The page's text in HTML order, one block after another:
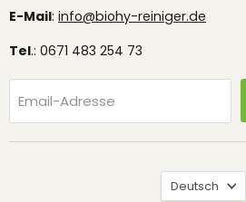
E-Mail: info@biohy-reiniger.de
Tel.: 0671 483 254 73
Email-Adresse
Sprache
Deutsch